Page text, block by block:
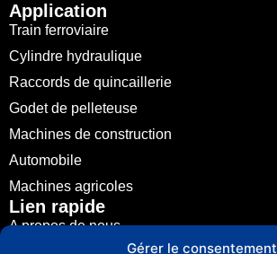
Gérer le consentement
Application
Train ferroviaire
Cylindre hydraulique
Raccords de quincaillerie
Godet de pelleteuse
Machines de construction
Automobile
Machines agricoles
Lien rapide
A propos de nous